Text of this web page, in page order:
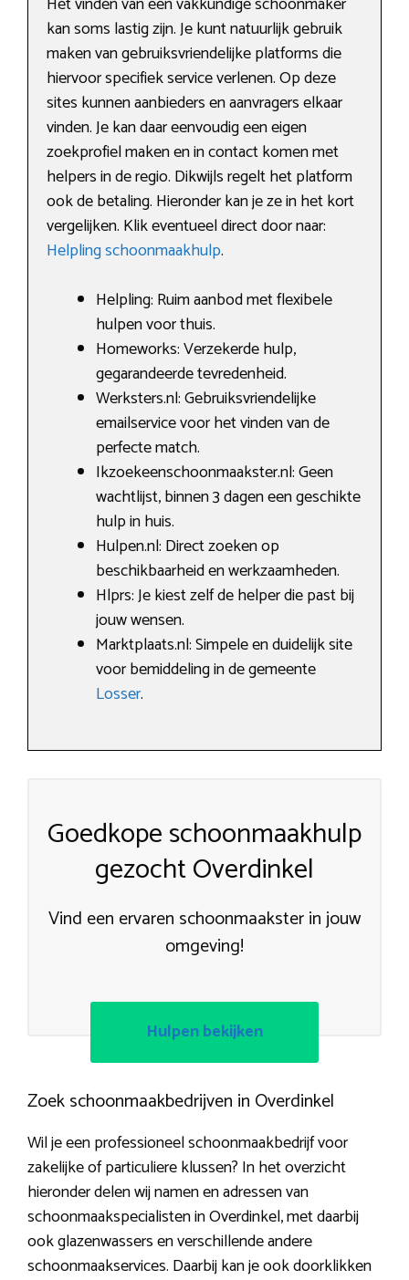
kan soms lastig zijn. Je kunt natuurlijk gebruik
maken van gebruiksvriendelijke platforms die
hiervoor specifiek service verlenen. Op deze
sites kunnen aanbieders en aanvragers elkaar
vinden. Je kan daar eenvoudig een eigen
zoekprofiel maken en in contact komen met
helpers in de regio. Dikwijls regelt het platform
ook de betaling. Hieronder kan je ze in het kort
vergelijken. Klik eventueel direct door naar:
Helpling schoonmaakhulp.
Helpling: Ruim aanbod met flexibele
hulpen voor thuis.
Homeworks: Verzekerde hulp,
gegarandeerde tevredenheid.
Werksters.nl: Gebruiksvriendelijke
emailservice voor het vinden van de
perfecte match.
Ikzoekeenschoonmaakster.nl: Geen
wachtlijst, binnen 3 dagen een geschikte
hulp in huis.
Hulpen.nl: Direct zoeken op
beschikbaarheid en werkzaamheden.
Hlprs: Je kiest zelf de helper die past bij
jouw wensen.
Marktplaats.nl: Simpele en duidelijk site
voor bemiddeling in de gemeente
Losser.
Goedkope schoonmaakhulp
gezocht Overdinkel
Vind een ervaren schoonmaakster in jouw
omgeving!
Hulpen bekijken
Zoek schoonmaakbedrijven in Overdinkel
Wil je een professioneel schoonmaakbedrijf voor
zakelijke of particuliere klussen? In het overzicht
hieronder delen wij namen en adressen van
schoonmaakspecialisten in Overdinkel, met daarbij
ook glazenwassers en verschillende andere
schoonmaakservices. Daarbij kan je ook doorklikken